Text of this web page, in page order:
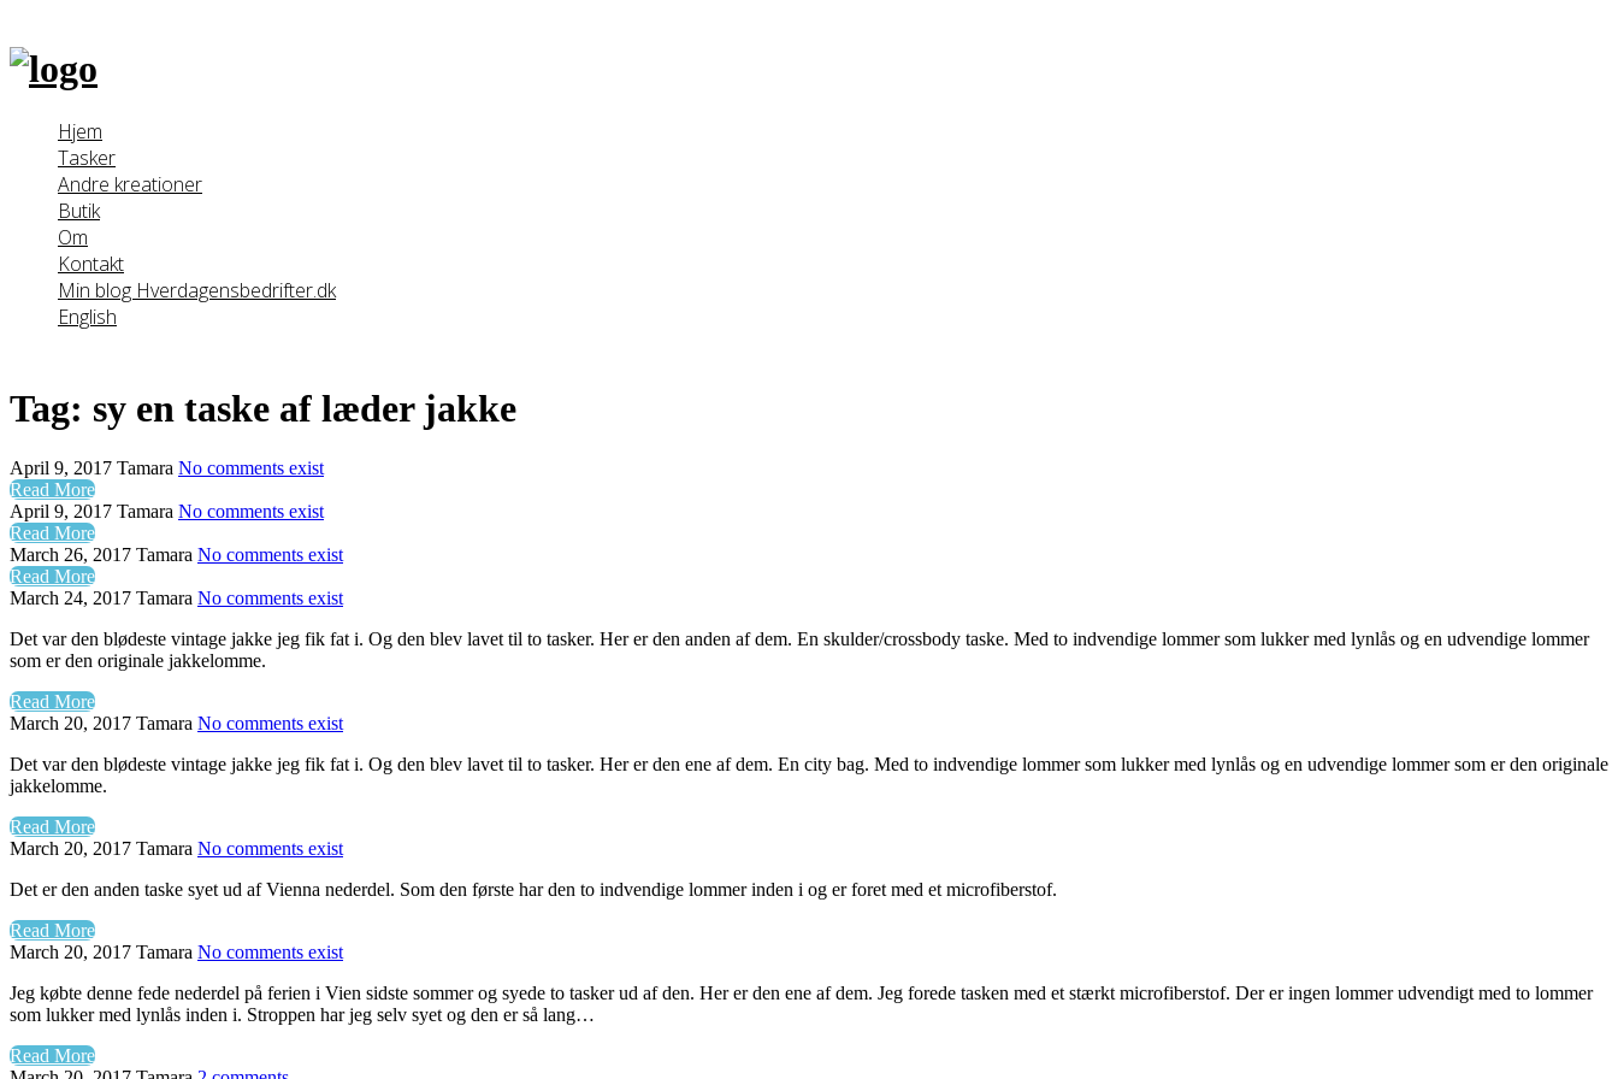
content
Hjem
Tasker
Andre kreationer
Butik
Om
Kontakt
Min blog Hverdagensbedrifter.dk
English
Tag: sy en taske af læder jakke
April 9, 2017 Tamara No comments exist
Read More
April 9, 2017 Tamara No comments exist
Read More
March 26, 2017 Tamara No comments exist
Read More
March 24, 2017 Tamara No comments exist
Det var den blødeste vintage jakke jeg fik fat i. Og den blev lavet til to tasker. Her er den anden af dem. En skulder/crossbody taske. Med to indvendige lommer som lukker med lynlås og en udvendige lommer
som er den originale jakkelomme.
Read More
March 20, 2017 Tamara No comments exist
Det var den blødeste vintage jakke jeg fik fat i. Og den blev lavet til to tasker. Her er den ene af dem. En city bag. Med to indvendige lommer som lukker med lynlås og en udvendige lommer som er den originale
jakkelomme.
Read More
March 20, 2017 Tamara No comments exist
Det er den anden taske syet ud af Vienna nederdel. Som den første har den to indvendige lommer inden i og er foret med et microfiberstof.
Read More
March 20, 2017 Tamara No comments exist
Jeg købte denne fede nederdel på ferien i Vien sidste sommer og syede to tasker ud af den. Her er den ene af dem. Jeg forede tasken med et stærkt microfiberstof. Der er ingen lommer udvendigt med to lommer
som lukker med lynlås inden i. Stroppen har jeg selv syet og den er så lang…
Read More